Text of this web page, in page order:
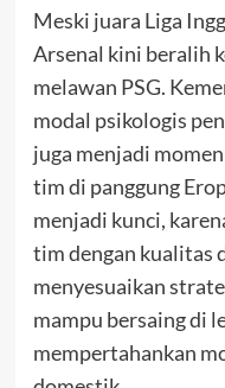
Meski juara Liga
Arsenal kini beralih
melawan PSG.
modal psikologis
juga menjadi
tim di panggung
menjadi kunci,
tim dengan kualitas
menyesuaikan
mampu bersaing di
mempertahankan